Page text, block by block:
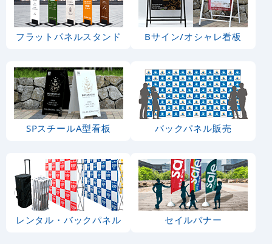
フラットパネルスタンド Bサイン/オシャレ看板
SPスチールA型看板 バックパネル販売
レンタル・バックパネル セイルバナー